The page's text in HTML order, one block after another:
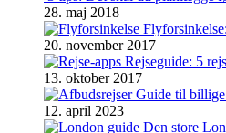
28. maj 2018
20. november 2017
Rejseguide: 5
13. oktober 2017
Guide til billige
12. april 2023
Den store